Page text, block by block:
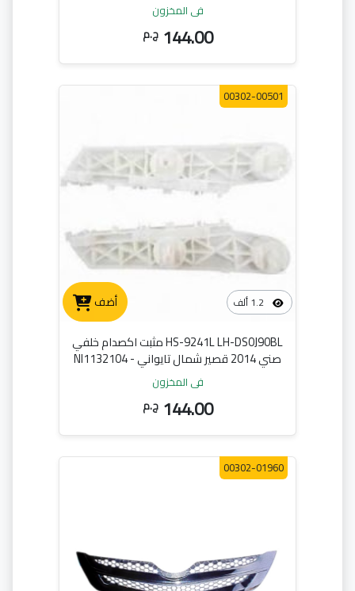
في المخزون
144.00 ج.م
أضف
00302-00501
HS-9241L LH-DS0J90BL مثبت اكصدام خلفي
صني 2014 قصير شمال تايواني - NI1132104
في المخزون
144.00 ج.م
00302-01960